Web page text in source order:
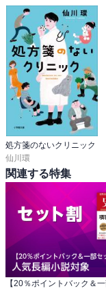
処方箋のないクリニック
仙川環
関連する特集